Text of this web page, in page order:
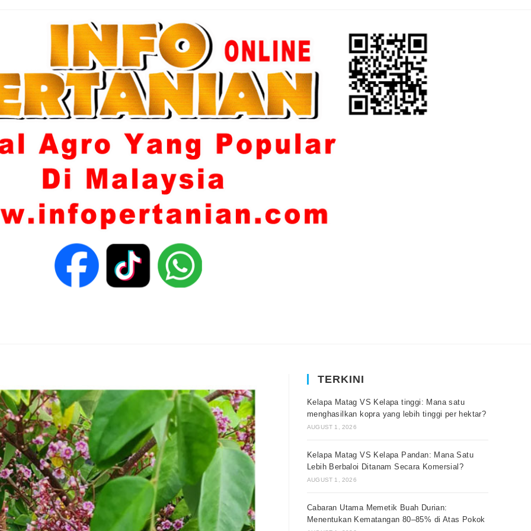
TERKINI
Kelapa Matag VS Kelapa tinggi: Mana satu
menghasilkan kopra yang lebih tinggi per hektar?
AUGUST 1, 2026
Kelapa Matag VS Kelapa Pandan: Mana Satu
Lebih Berbaloi Ditanam Secara Komersial?
AUGUST 1, 2026
Cabaran Utama Memetik Buah Durian:
Menentukan Kematangan 80–85% di Atas Pokok